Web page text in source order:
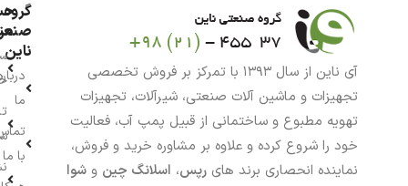
آی ناین از سال ۱۳۹۳ با تمرکز بر فروش تخصصی
تجهیزات و ماشین آلات صنعتی، شیرآلات، تجهیزات
تهویه مطبوع و ساختمانی از قبیل پمپ آب، فعالیت
خود را شروع کرده و علاوه بر مشاوره خرید و فروش،
نماینده انحصاری برند های رپس، اسلانگ چین و شوا
گروه
ناین
ما
با ما